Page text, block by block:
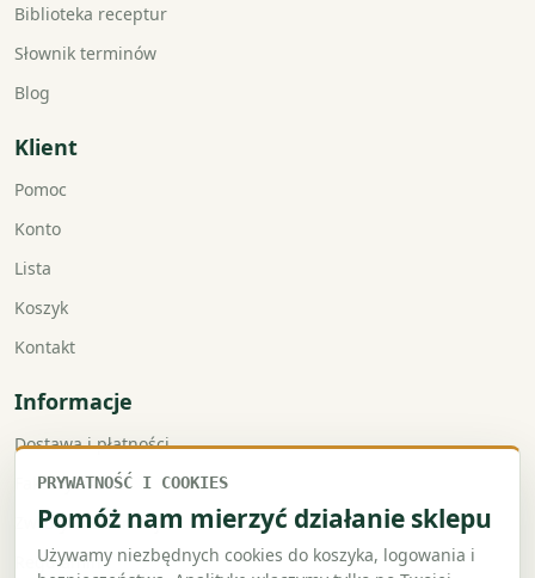
Biblioteka receptur
Słownik terminów
Blog
Klient
Pomoc
Konto
Lista
Koszyk
Kontakt
Informacje
Dostawa i płatności
Faktury VAT
Zwroty i reklamacje
Regulamin
PRYWATNOŚĆ I COOKIES
Pomóż nam mierzyć działanie sklepu
Używamy niezbędnych cookies do koszyka, logowania i